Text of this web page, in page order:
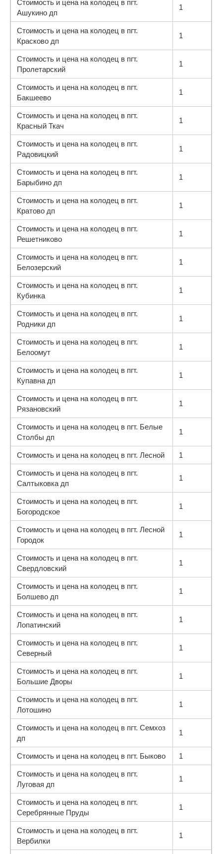
Стоимость и цена на колодец в пгт.
Ашукино дп
1
Стоимость и цена на колодец в пгт.
Красково дп
1
Стоимость и цена на колодец в пгт.
Пролетарский
1
Стоимость и цена на колодец в пгт.
Бакшеево
1
Стоимость и цена на колодец в пгт.
Красный Ткач
1
Стоимость и цена на колодец в пгт.
Радовицкий
1
Стоимость и цена на колодец в пгт.
Барыбино дп
1
Стоимость и цена на колодец в пгт.
Кратово дп
1
Стоимость и цена на колодец в пгт.
Решетниково
1
Стоимость и цена на колодец в пгт.
Белозерский
1
Стоимость и цена на колодец в пгт.
Кубинка
1
Стоимость и цена на колодец в пгт.
Родники дп
1
Стоимость и цена на колодец в пгт.
Белоомут
1
Стоимость и цена на колодец в пгт.
Купавна дп
1
Стоимость и цена на колодец в пгт.
Рязановский
1
Стоимость и цена на колодец в пгт. Белые
Столбы дп
1
Стоимость и цена на колодец в пгт. Лесной 1
Стоимость и цена на колодец в пгт.
Салтыковка дп
1
Стоимость и цена на колодец в пгт.
Богородское
1
Стоимость и цена на колодец в пгт. Лесной
Городок
1
Стоимость и цена на колодец в пгт.
Свердловский
1
Стоимость и цена на колодец в пгт.
Болшево дп
1
Стоимость и цена на колодец в пгт.
Лопатинский
1
Стоимость и цена на колодец в пгт.
Северный
1
Стоимость и цена на колодец в пгт.
Большие Дворы
1
Стоимость и цена на колодец в пгт.
Лотошино
1
Стоимость и цена на колодец в пгт. Семхоз
дп
1
Стоимость и цена на колодец в пгт. Быково 1
Стоимость и цена на колодец в пгт.
Луговая дп
1
Стоимость и цена на колодец в пгт.
Серебрянные Пруды
1
Стоимость и цена на колодец в пгт.
Вербилки
1